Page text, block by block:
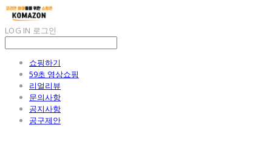
LOG IN 로그인
쇼핑하기
59초 영상쇼핑
리얼리뷰
문의사항
공지사항
공구제안